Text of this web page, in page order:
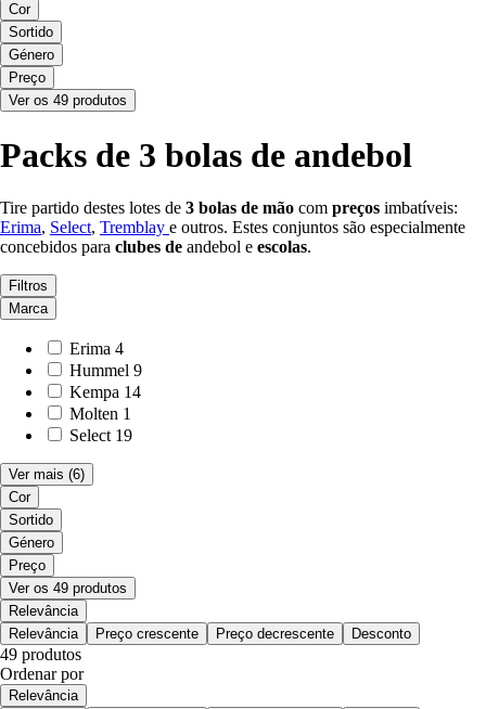
Cor
Sortido
Género
Preço
Ver os 49 produtos
Packs de 3 bolas de andebol
Tire partido destes lotes de 3 bolas de mão com preços imbatíveis:
Erima, Select, Tremblay e outros. Estes conjuntos são especialmente
concebidos para clubes de andebol e escolas.
Filtros
Marca
Erima 4
Hummel 9
Kempa 14
Molten 1
Select 19
Ver mais (6)
Cor
Sortido
Género
Preço
Ver os 49 produtos
Relevância
Relevância
Preço crescente Preço decrescente Desconto
49 produtos
Ordenar por
Relevância